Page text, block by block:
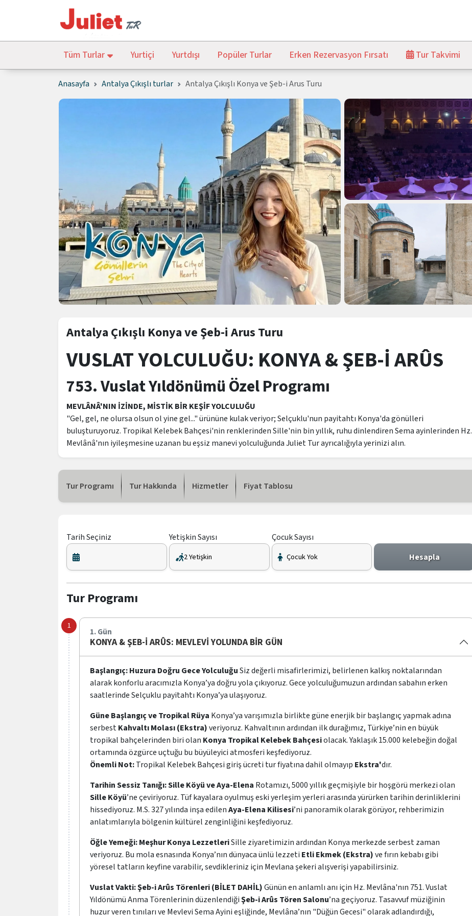
Tüm Turlar Yurtiçi Yurtdışı Popüler Turlar Erken Rezervasyon Fırsatı Tur Takvimi
Anasayfa Antalya Çıkışlı turlar Antalya Çıkışlı Konya ve Şeb-i Arus Turu
Antalya Çıkışlı Konya ve Şeb-i Arus Turu
VUSLAT YOLCULUĞU: KONYA & ŞEB-İ ARÛS
753. Vuslat Yıldönümü Özel Programı
MEVLÂNÂ'NIN İZİNDE, MİSTİK BİR KEŞİF YOLCULUĞU
"Gel, gel, ne olursa olsun ol yine gel..." ürününe kulak veriyor; Selçuklu'nun payitahtı Konya'da gönülleri
buluşturuyoruz. Tropikal Kelebek Bahçesi'nin renklerinden Sille'nin bin yıllık, ruhu dinlendiren Sema ayinlerinden Hz.
Mevlânâ'nın iyileşmesine uzanan bu eşsiz manevi yolculuğunda Juliet Tur ayrıcalığıyla yerinizi alın.
Tur Programı Tur Hakkında Hizmetler Fiyat Tablosu
Tarih Seçiniz Yetişkin Sayısı
Çocuk Sayısı
Hesapla
Tur Programı
1. Gün
KONYA & ŞEB-İ ARÛS: MEVLEVİ YOLUNDA BİR GÜN
Başlangıç: Huzura Doğru Gece YolculuğuSiz değerli misafirlerimizi, belirlenen kalkış noktalarından
alarak konforlu aracımızla Konya’ya doğru yola çıkıyoruz. Gece yolculuğumuzun ardından sabahın erken
saatlerinde Selçuklu payitahtı Konya’ya ulaşıyoruz.
Güne Başlangıç ve Tropikal Rüya Konya’ya varışımızla birlikte güne enerjik bir başlangıç yapmak adına
serbestKahvaltı Molası (Ekstra)veriyoruz. Kahvaltının ardından ilk durağımız, Türkiye’nin en büyük
tropikal bahçelerinden biri olan Konya Tropikal Kelebek Bahçesiolacak. Yaklaşık 15.000 kelebeğin doğal
ortamında özgürce uçtuğu bu büyüleyici atmosferi keşfediyoruz.
Önemli Not:Tropikal Kelebek Bahçesi giriş ücreti tur fiyatına dahil olmayıp Ekstra'dır.
Tarihin Sessiz Tanığı: Sille Köyü ve Aya-Elena Rotamızı, 5000 yıllık geçmişiyle bir hoşgörü merkezi olan
Sille Köyü’ne çeviriyoruz. Tüf kayalara oyulmuş eski yerleşim yerleri arasında yürürken tarihin derinliklerini
hissediyoruz. M.S. 327 yılında inşa edilenAya-Elena Kilisesi’ni panoramik olarak görüyor, rehberimizin
anlatımlarıyla bölgenin kültürel zenginliğini keşfediyoruz.
Öğle Yemeği: Meşhur Konya LezzetleriSille ziyaretimizin ardından Konya merkezde serbest zaman
veriyoruz. Bu mola esnasında Konya’nın dünyaca ünlü lezzeti Etli Ekmek (Ekstra)ve fırın kebabı gibi
yöresel tatların keyfine varabilir, sevdikleriniz için Mevlana şekeri alışverişi yapabilirsiniz.
Vuslat Vakti: Şeb-i Arûs Törenleri (BİLET DAHİL)Günün en anlamlı anı için Hz. Mevlâna'nın 751. Vuslat
Yıldönümü Anma Törenlerinin düzenlendiğiŞeb-i Arûs Tören Salonu’na geçiyoruz. Tasavvuf müziğinin
huzur veren tınıları ve Mevlevi Sema Ayini eşliğinde, Mevlâna’nın "Düğün Gecesi" olarak adlandırdığı,